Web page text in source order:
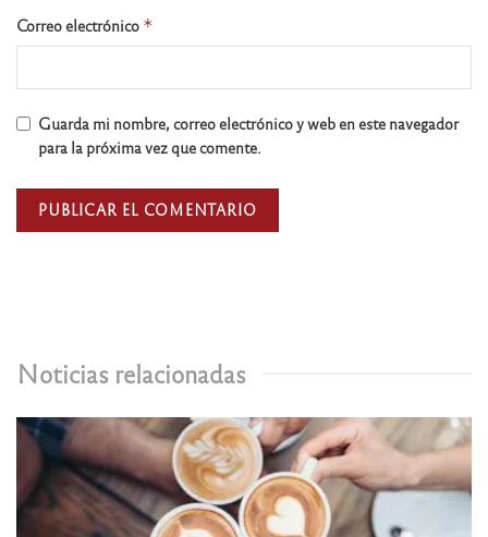
Noticias relacionadas
Correo electrónico *
Guarda mi nombre, correo electrónico y web en este navegador
para la próxima vez que comente.